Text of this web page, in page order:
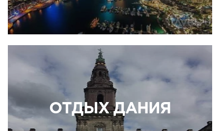
ОТДЫХ ДАНИЯ